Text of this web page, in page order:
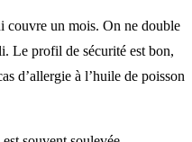
couvre un mois. On ne double
Le profil de sécurité est bon,
d’allergie à l’huile de poisson